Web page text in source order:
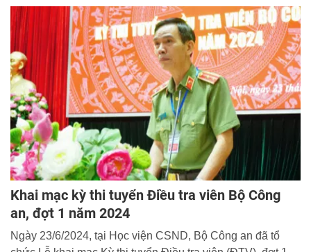
Trị.
Khai mạc kỳ thi tuyển Điều tra viên Bộ Công
an, đợt 1 năm 2024
Ngày 23/6/2024, tại Học viện CSND, Bộ Công an đã tổ